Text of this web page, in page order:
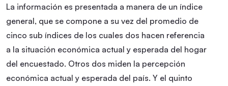
La información es presentada a manera de un índice
general, que se compone a su vez del promedio de
cinco sub índices de los cuales dos hacen referencia
a la situación económica actual y esperada del hogar
del encuestado. Otros dos miden la percepción
económica actual y esperada del país. Y el quinto